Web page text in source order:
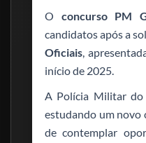
O concurso PM
candidatos após a
Oficiais ,
início de 2025.
A Polícia Militar do
estudando um novo
de contemplar